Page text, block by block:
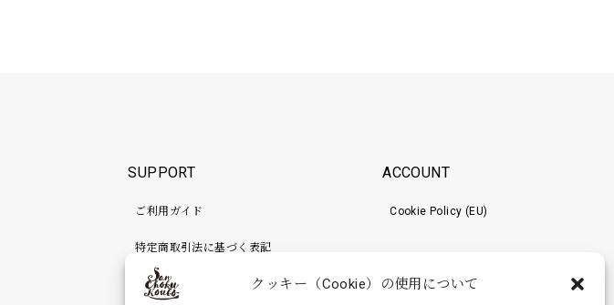
クッキー（Cookie）の使用について
SUPPORT
ご利用ガイド
特定商取引法に基づく表記
プライバシーポリシー
ACCOUNT
Cookie Policy (EU)